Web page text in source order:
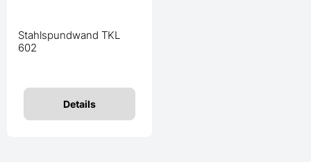
Stahlspundwand TKL
602
Details